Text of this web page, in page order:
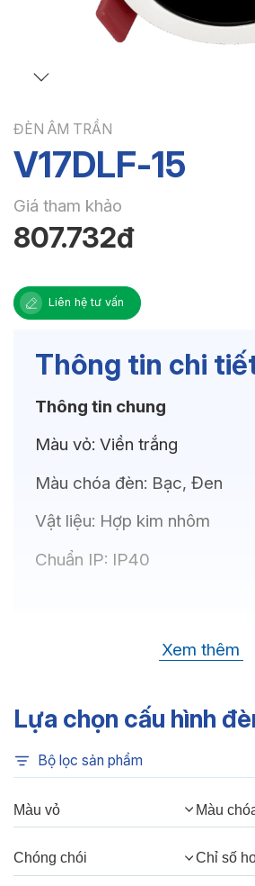
ĐÈN ÂM TRẦN
V17DLF-15
Giá tham khảo
807.732đ
Liên hệ tư vấn
Thông tin chi
Thông tin chung
Màu vỏ: Viền trắng
Màu chóa đèn: Bạc, Đen
Vật liệu: Hợp kim nhôm
Chuẩn IP: IP40
Nhiệt độ màu:6500K,
3000K, 3CCT
Chỉ số hoàn màu:
Quang thông:
1650lm(C),
Góc chiếu:38°
Xem thêm
Lựa chọn cấu hình
Bộ lọc sản phẩm
Màu vỏ Màu
Chóng chói Chỉ số